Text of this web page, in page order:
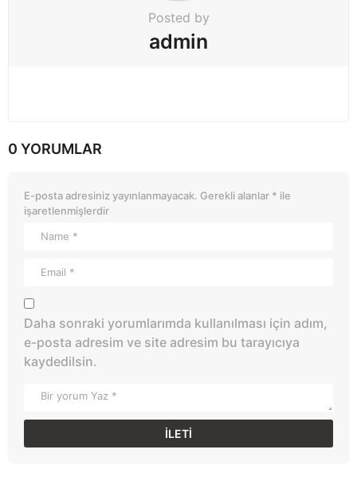
Posted by
admin
0 YORUMLAR
E-posta adresiniz yayınlanmayacak. Gerekli alanlar * ile
işaretlenmişlerdir
Daha sonraki yorumlarımda kullanılması için adım,
e-posta adresim ve site adresim bu tarayıcıya
kaydedilsin.